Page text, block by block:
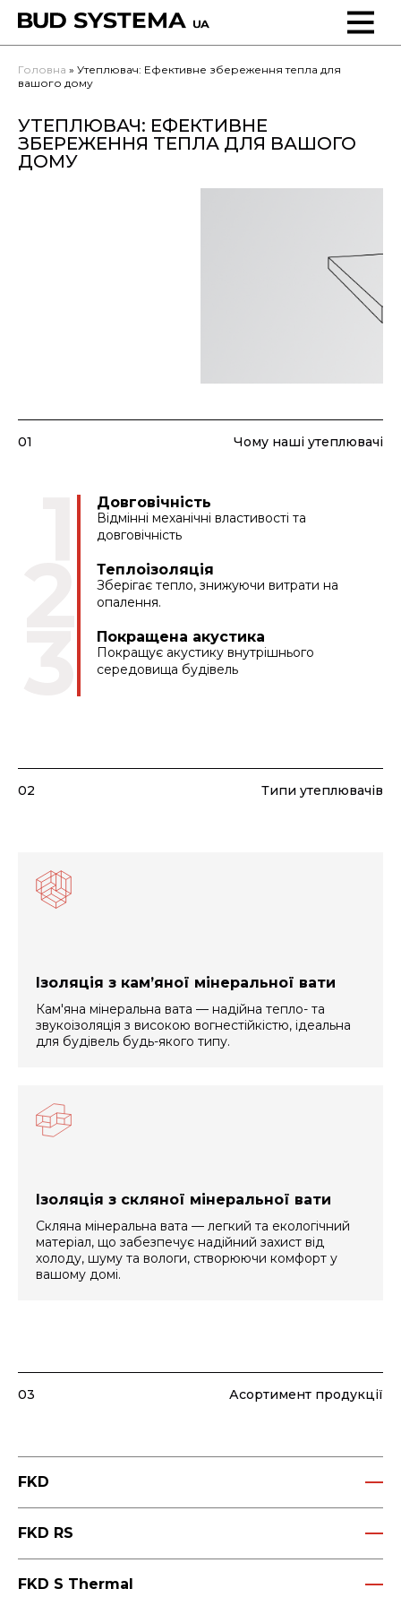
Утеплювач
Цемент
Шифер
Доставка
Оплата
Політика конфіденційності
Головна » Утеплювач: Ефективне збереження тепла для
вашого дому
УТЕПЛЮВАЧ: ЕФЕКТИВНЕ
ЗБЕРЕЖЕННЯ ТЕПЛА ДЛЯ ВАШОГО
ДОМУ
01 Чому наші утеплювачі
Довговічність
Відмінні механічні властивості та
довговічність
Теплоізоляція
Зберігає тепло, знижуючи витрати на
опалення.
Покращена акустика
Покращує акустику внутрішнього
середовища будівель
02 Типи утеплювачів
Ізоляція з кам’яної мінеральної вати
Кам'яна мінеральна вата — надійна тепло- та
звукоізоляція з високою вогнестійкістю, ідеальна
для будівель будь-якого типу.
Ізоляція з скляної мінеральної вати
Скляна мінеральна вата — легкий та екологічний
матеріал, що забезпечує надійний захист від
холоду, шуму та вологи, створюючи комфорт у
вашому домі.
03 Асортимент продукції
FKD
органічною смолою і гідрофобізовані по всьому
з опорядженням штукатурками (ETICS) як тепло- звуко-
FKD RS
органічною смолою і гідрофобізовані по всьому
FKD S Thermal